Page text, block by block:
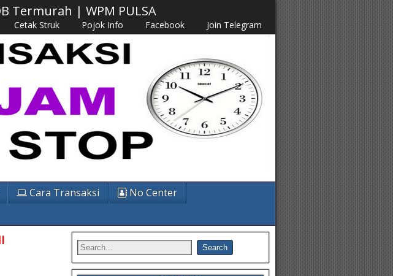
Termurah | WPM PULSA
Cetak Struk Pojok Info Facebook Join Telegram
Cara Transaksi
No Center